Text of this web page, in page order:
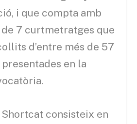
i que compta amb
7 curtmetratges que
d’entre més de 57
en la
consisteix en